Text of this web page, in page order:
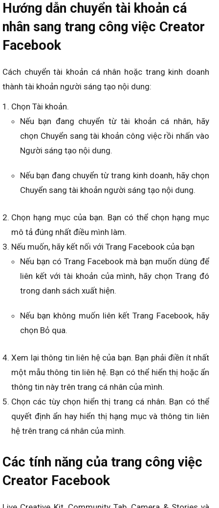
Hướng dẫn chuyển tài khoản cá
nhân sang trang công việc Creator
Facebook
Cách chuyển tài khoản cá nhân hoặc trang kinh doanh
thành tài khoản người sáng tạo nội dung:
Chọn Tài khoản.
Nếu bạn đang chuyển từ tài khoản cá nhân, hãy
chọn Chuyển sang tài khoản công việc rồi nhấn vào
Người sáng tạo nội dung.
Nếu bạn đang chuyển từ trang kinh doanh, hãy chọn
Chuyển sang tài khoản người sáng tạo nội dung.
Chọn hạng mục của bạn. Bạn có thể chọn hạng mục
mô tả đúng nhất điều mình làm.
Nếu muốn, hãy kết nối với Trang Facebook của bạn
Nếu bạn có Trang Facebook mà bạn muốn dùng để
liên kết với tài khoản của mình, hãy chọn Trang đó
trong danh sách xuất hiện.
Nếu bạn không muốn liên kết Trang Facebook, hãy
chọn Bỏ qua.
Xem lại thông tin liên hệ của bạn. Bạn phải điền ít nhất
một mẫu thông tin liên hệ. Bạn có thể hiển thị hoặc ẩn
thông tin này trên trang cá nhân của mình.
Chọn các tùy chọn hiển thị trang cá nhân. Bạn có thể
quyết định ẩn hay hiển thị hạng mục và thông tin liên
hệ trên trang cá nhân của mình.
Các tính năng của trang công việc
Creator Facebook